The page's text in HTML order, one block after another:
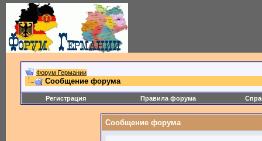
Форум Германии
Сообщение форума
Регистрация Правила форума
Сообщение форума